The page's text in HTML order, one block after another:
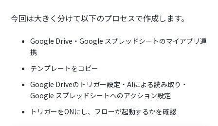
今回は大きく分けて以下のプロセスで作成します。
Google Drive・Google スプレッドシートのマイアプリ連
携
テンプレートをコピー
Google Driveのトリガー設定・AIによる読み取り・
Google スプレッドシートへのアクション設定
トリガーをONにし、フローが起動するかを確認